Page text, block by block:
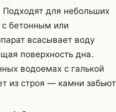
Подходят для небольших
с бетонным или
всасывает воду
поверхность дна.
водоемах с галькой
из строя — камни забьют